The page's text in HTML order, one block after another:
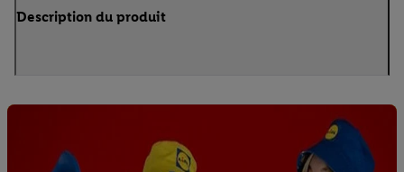
Description du produit